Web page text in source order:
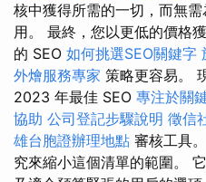
核中獲得所需的一切，而無
用。 最終，您以更低的價格
的 SEO 如何挑選SEO關鍵字
外燴服務專家 策略更容易。
2023 年最佳 SEO 專注於關
協助 公司登記步驟說明 徵信
雄台胞證辦理地點 審核工具
究來縮小這個清單的範圍。